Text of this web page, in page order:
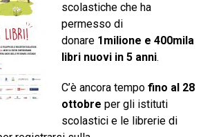
scolastiche che ha
permesso di
donare 1milione e 400mila
libri nuovi in 5 anni.
C’è ancora tempo fino al 28
ottobre per gli istituti
scolastici e le librerie di